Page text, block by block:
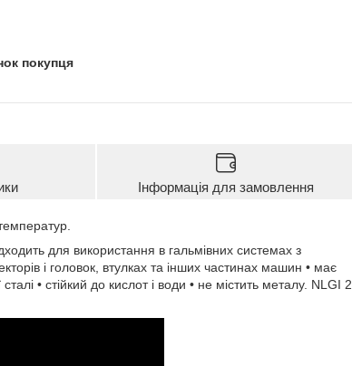
покупця
Інформація для замовлення
для використання в гальмівних системах з
і головок, втулках та інших частинах машин • має
• стійкий до кислот і води • не містить металу. NLGI 2